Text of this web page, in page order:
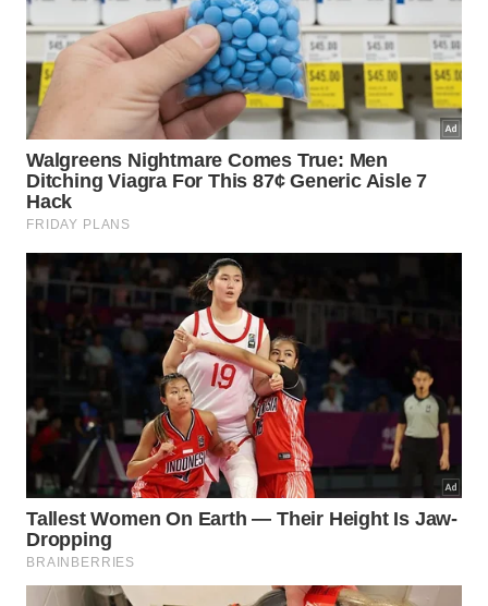
ambientes ventilados, principalmente na presença
de crianças, idosos, alérgicos, gestantes ou animais
de estimação.
: associada ao relaxamento, muito usada
em quartos;
Hortelã-pimenta: refrescante, comum em áreas
de estudo e trabalho;
Capim-limão
corredores;
Laranja doce : frutado leve, ideal para áreas de
convívio;
Eucalipto
: usado em épocas de tempo seco, com
orientação de saúde.